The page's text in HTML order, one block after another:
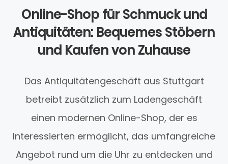
Online-Shop für Schmuck und
Antiquitäten: Bequemes Stöbern
und Kaufen von Zuhause
Das Antiquitätengeschäft aus Stuttgart
betreibt zusätzlich zum Ladengeschäft
einen modernen Online-Shop, der es
Interessierten ermöglicht, das umfangreiche
Angebot rund um die Uhr zu entdecken und